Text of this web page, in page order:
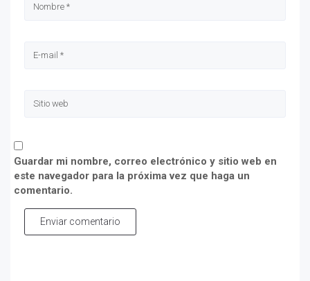
Guardar mi nombre, correo electrónico y sitio web en
este navegador para la próxima vez que haga un
comentario.
Enviar comentario